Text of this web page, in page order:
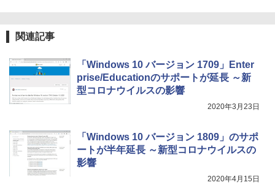
11インチカラーディスプレイ、64GBスト
レージ、ノート機能搭載、明るさ自動調
整、色調調節ライト、プレミアムペン付
関連記事
「Windows 10 バージョン 1709」Enter
prise/Educationのサポートが延長 ～新
型コロナウイルスの影響
2020年3月23日
「Windows 10 バージョン 1809」のサポ
ートが半年延長 ～新型コロナウイルスの
影響
2020年4月15日